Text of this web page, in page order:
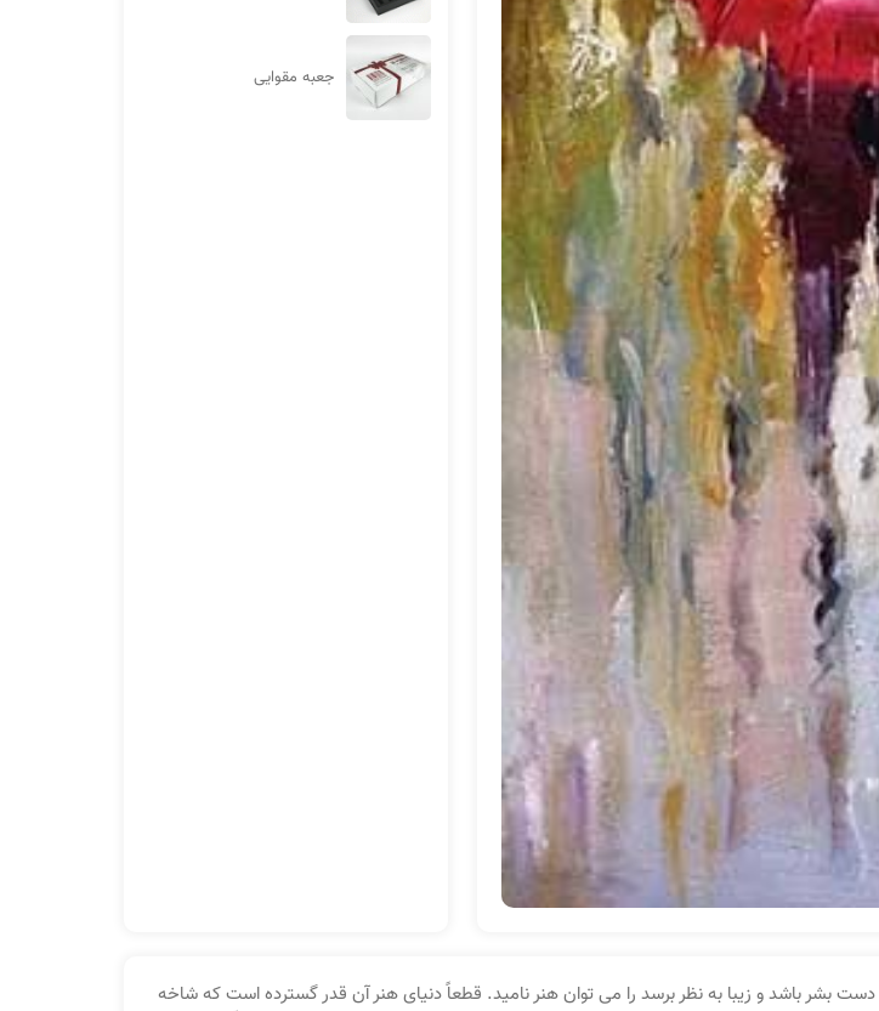
جعبه مقوایی
بشر باشد و زیبا به نظر برسد را می‌ توان هنر نامید. قطعاً دنیای هنر آن‌ قدر گسترده است که شاخه‌